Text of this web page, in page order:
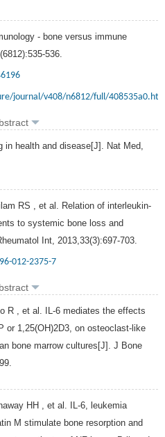
- bone versus immune
(6812):535-536.
journal/v408/n6812/full/
in health and disease[J]. Nat Med
RS , et al. Relation of interleukin-
to systemic bone loss and
Int 2013 33(3):697-703.
012-2375-7
R , et al. IL-6 mediates the effects
or 1,25(OH)2D3, on osteoclast-like
bone marrow cultures[J]. J Bone
HH , et al. IL-6, leukemia
M stimulate bone resorption and